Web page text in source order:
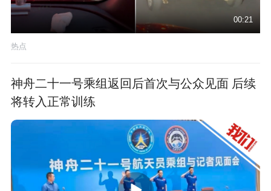
00:21
热点
神舟二十一号乘组返回后首次与公众见面 后续
将转入正常训练